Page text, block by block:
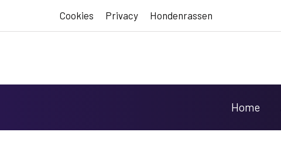
Cookies Privacy Hondenrassen
Home